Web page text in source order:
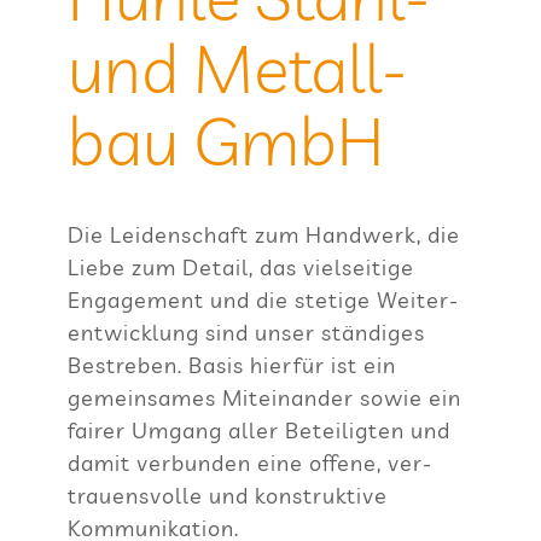
und Metall­
bau GmbH
Die Lei­den­schaft zum Hand­werk, die
Liebe zum Detail, das viel­sei­tige
Enga­ge­ment und die ste­tige Wei­ter­
ent­wick­lung sind unser stän­di­ges
Bestre­ben. Basis hier­für ist ein
gemein­sa­mes Mit­ein­an­der sowie ein
fai­rer Umgang aller Betei­lig­ten und
damit ver­bun­den eine offene, ver­
trau­ens­volle und kon­struk­tive
Kommunikation.